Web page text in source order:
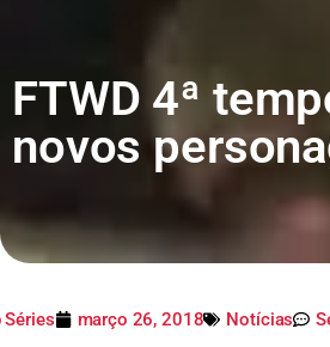
FTWD 4ª
novos
Séries março 26, 2018 Notícias